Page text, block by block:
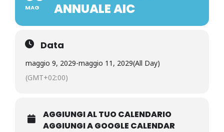
MAG
ANNUALE AIC
Data
maggio 9, 2029-maggio 11, 2029(All Day)
(GMT+02:00)
AGGIUNGI AL TUO CALENDARIO
AGGIUNGI A GOOGLE CALENDAR